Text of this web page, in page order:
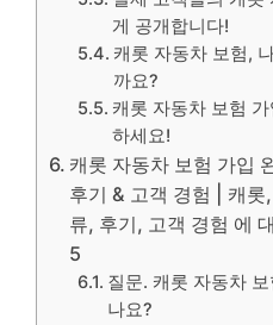
게 공개합니다!
캐롯 자동차 보험,
까요?
캐롯 자동차 보험
하세요!
캐롯 자동차 보험 가입
후기 & 고객 경험 | 캐
류, 후기, 고객 경험 에
5
질문. 캐롯 자동차
나요?